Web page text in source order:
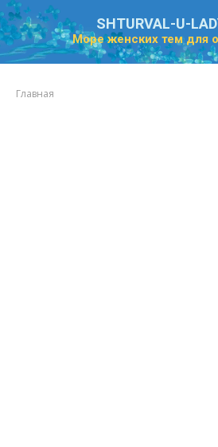
Перейти
к
контенту
SHTURVAL-U-
Море женских тем для
Главная